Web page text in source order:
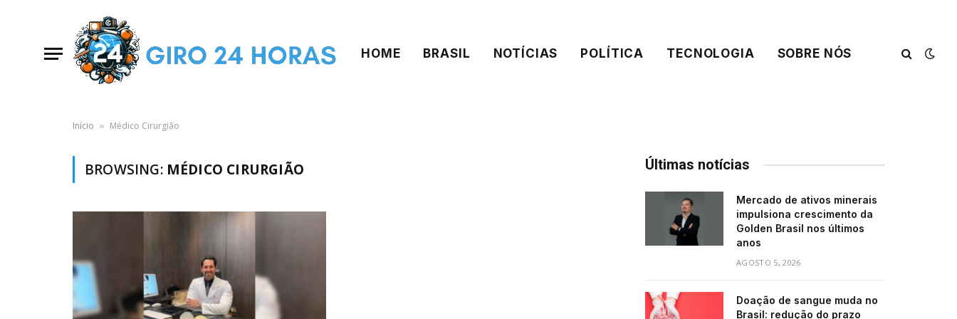
HOME BRASIL NOTÍCIAS POLÍTICA TECNOLOGIA SOBRE NÓS
Início » Médico Cirurgião
BROWSING: MÉDICO CIRURGIÃO Últimas notícias
Mercado de ativos minerais
impulsiona crescimento da
Golden Brasil nos últimos
anos
AGOSTO 5, 2026
Doação de sangue muda no
Brasil: redução do prazo